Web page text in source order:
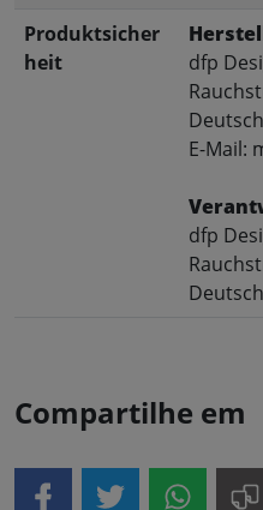
Produktsicher
heit
dfp
E-Mail:
dfp
Compartilhe em